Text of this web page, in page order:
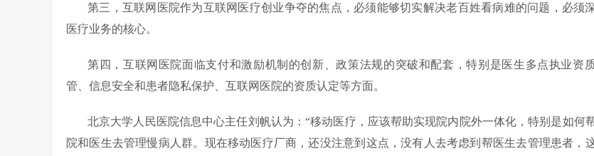
第三，互联网医院作为互联网医疗创业争夺的焦点，必须能够切实解决老百姓看病难的问题，必须
医疗业务的核心。
第四，互联网医院面临支付和激励机制的创新、政策法规的突破和配套，特别是医生多点执业资
管、信息安全和患者隐私保护、互联网医院的资质认定等方面。
北京大学人民医院信息中心主任刘帆认为：“移动医疗，应该帮助实现院内院外一体化，特别是如何
院和医生去管理慢病人群。现在移动医疗厂商，还没注意到这点，没有人去考虑到帮医生去管理患者，